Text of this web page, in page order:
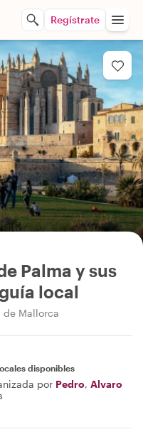
Regístrate
Palma y sus
local
de Mallorca
disponibles
por Pedro, Alvaro